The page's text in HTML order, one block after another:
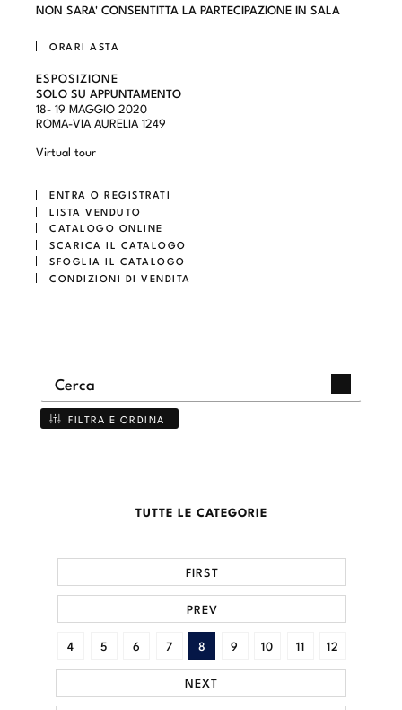
NON SARA' CONSENTITTA LA PARTECIPAZIONE IN SALA
ORARI ASTA
ESPOSIZIONE
SOLO SU APPUNTAMENTO
18- 19 MAGGIO 2020
ROMA-VIA AURELIA 1249
Virtual tour
ENTRA O REGISTRATI
LISTA VENDUTO
CATALOGO ONLINE
SCARICA IL CATALOGO
SFOGLIA IL CATALOGO
CONDIZIONI DI VENDITA
FILTRA E ORDINA
TUTTE LE CATEGORIE
FIRST
PREV
4 5 6 7 8 9 10 11 12
NEXT